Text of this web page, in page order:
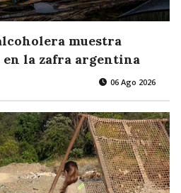
muestra
en la zafra argentina
06 Ago 2026